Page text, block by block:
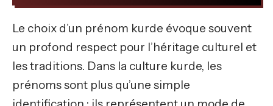
Le choix d’un prénom kurde évoque souvent
un profond respect pour l’héritage culturel et
les traditions. Dans la culture kurde, les
prénoms sont plus qu’une simple